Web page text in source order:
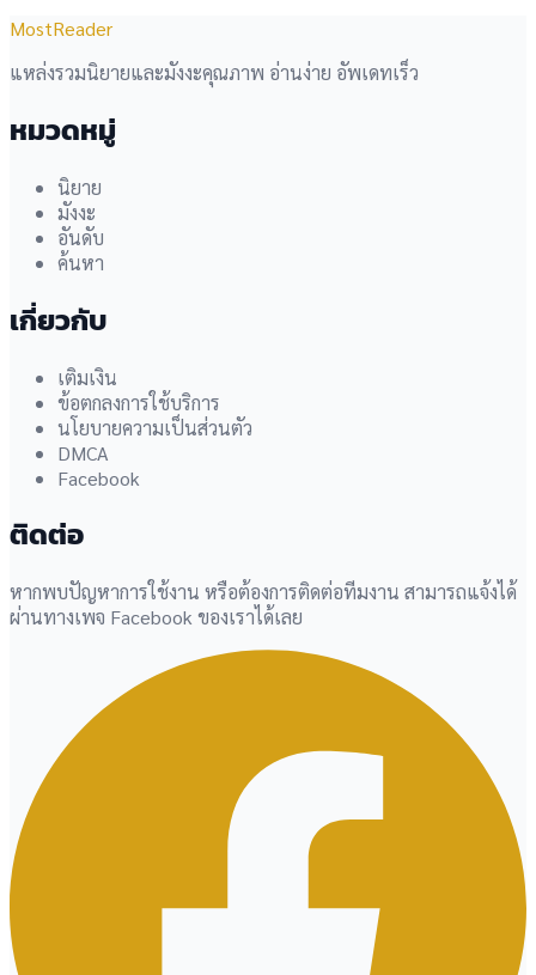
MostReader
แหล่งรวมนิยายและมังงะคุณภาพ อ่านง่าย อัพเดทเร็ว
หมวดหมู่
นิยาย
มังงะ
อันดับ
ค้นหา
เกี่ยวกับ
เติมเงิน
ข้อตกลงการใช้บริการ
นโยบายความเป็นส่วนตัว
DMCA
Facebook
ติดต่อ
หากพบปัญหาการใช้งาน หรือต้องการติดต่อทีมงาน สามารถแจ้งได้
ผ่านทางเพจ Facebook ของเราได้เลย